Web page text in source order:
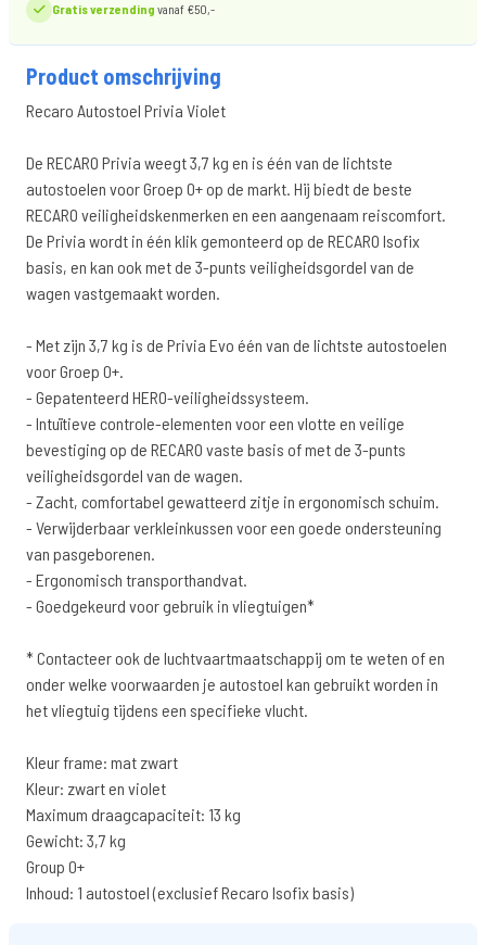
Gratis verzending vanaf €50,-
Product omschrijving
Recaro Autostoel Privia Violet
De RECARO Privia weegt 3,7 kg en is één van de lichtste
autostoelen voor Groep 0+ op de markt. Hij biedt de beste
RECARO veiligheidskenmerken en een aangenaam reiscomfort.
De Privia wordt in één klik gemonteerd op de RECARO Isofix
basis, en kan ook met de 3-punts veiligheidsgordel van de
wagen vastgemaakt worden.
- Met zijn 3,7 kg is de Privia Evo één van de lichtste autostoelen
voor Groep 0+.
- Gepatenteerd HERO-veiligheidssysteem.
- Intuïtieve controle-elementen voor een vlotte en veilige
bevestiging op de RECARO vaste basis of met de 3-punts
veiligheidsgordel van de wagen.
- Zacht, comfortabel gewatteerd zitje in ergonomisch schuim.
- Verwijderbaar verkleinkussen voor een goede ondersteuning
van pasgeborenen.
- Ergonomisch transporthandvat.
- Goedgekeurd voor gebruik in vliegtuigen*
* Contacteer ook de luchtvaartmaatschappij om te weten of en
onder welke voorwaarden je autostoel kan gebruikt worden in
het vliegtuig tijdens een specifieke vlucht.
Kleur frame: mat zwart
Kleur: zwart en violet
Maximum draagcapaciteit: 13 kg
Gewicht: 3,7 kg
Group 0+
Inhoud: 1 autostoel (exclusief Recaro Isofix basis)